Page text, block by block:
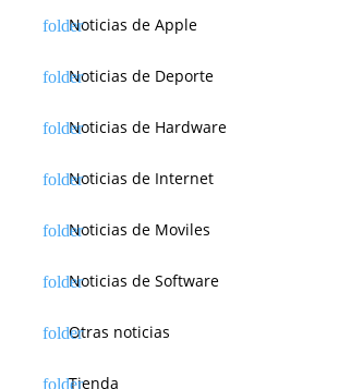
Noticias de Apple
Noticias de Deporte
Noticias de Hardware
Noticias de Internet
Noticias de Moviles
Noticias de Software
Otras noticias
Tienda